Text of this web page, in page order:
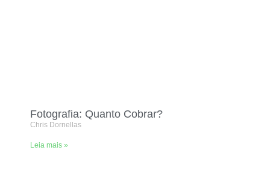
Fotografia: Quanto Cobrar?
Chris Dornellas
Leia mais »